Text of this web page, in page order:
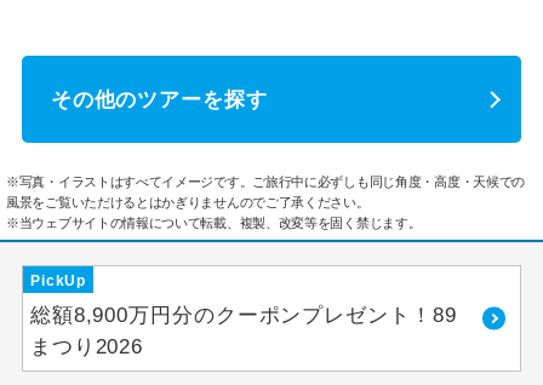
その他のツアーを探す
※写真・イラストはすべてイメージです。ご旅行中に必ずしも同じ角度・高度・天候での
風景をご覧いただけるとはかぎりませんのでご了承ください。
※当ウェブサイトの情報について転載、複製、改変等を固く禁じます。
PickUp
総額8,900万円分のクーポンプレゼント！89
まつり2026